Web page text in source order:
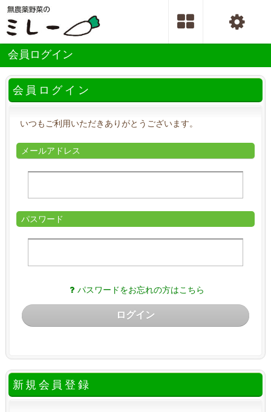
会員ログイン
会員ログイン
いつもご利用いただきありがとうございます。
メールアドレス
パスワード
パスワードをお忘れの方はこちら
ログイン
新規会員登録